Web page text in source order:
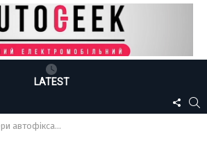
LATEST
US
порушників, які їздять смугою громадського транспорту: коли почнуть штрафувати